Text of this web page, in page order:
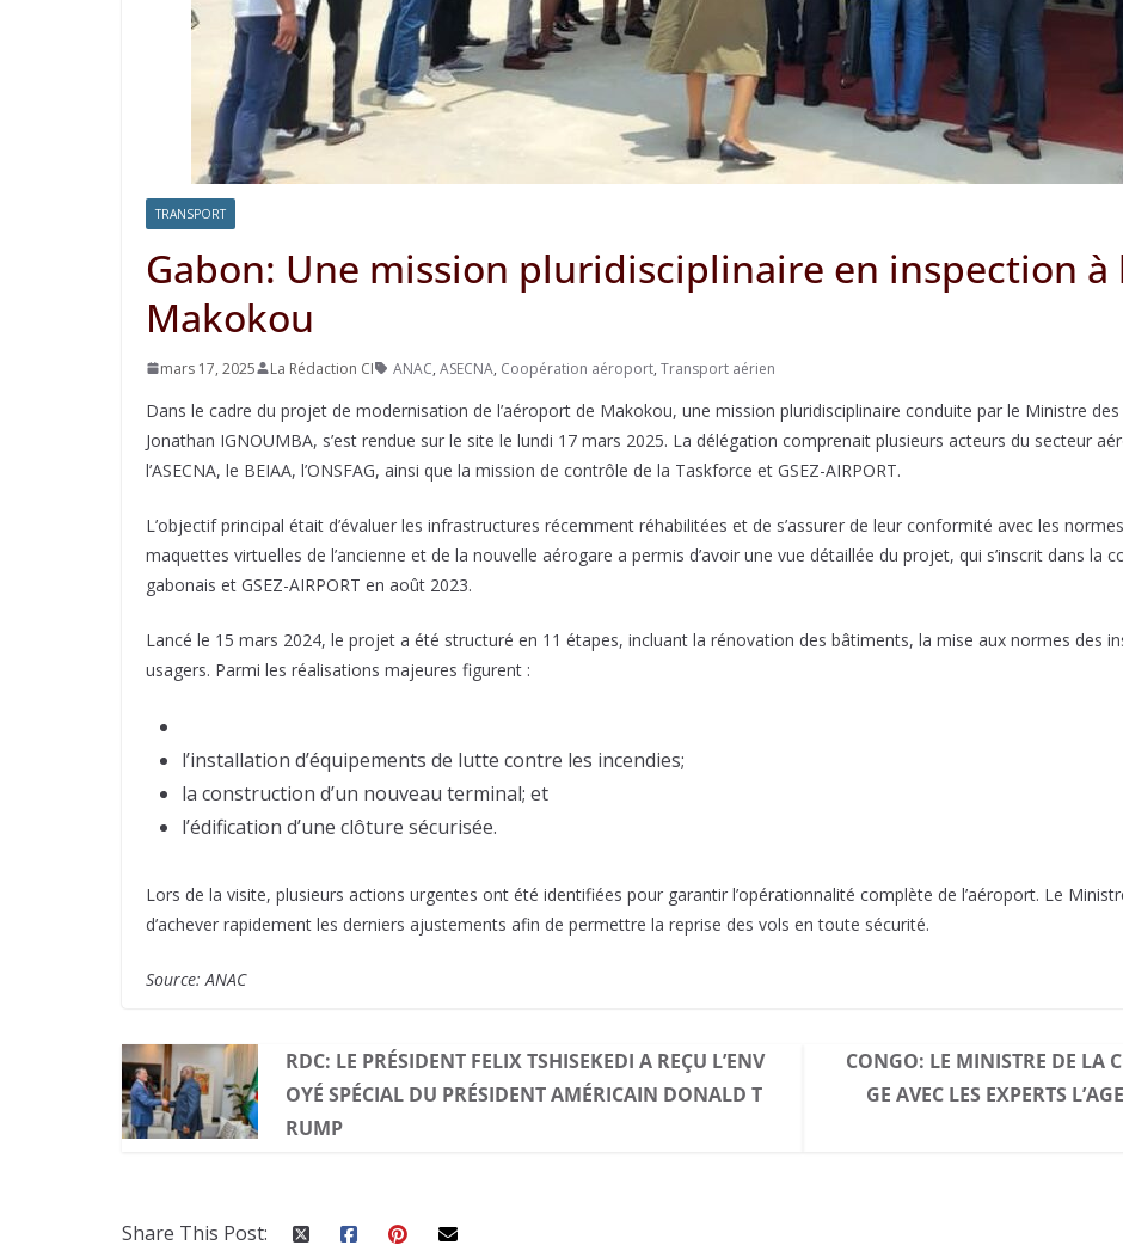
TRANSPORT
Gabon: Une mission pluridisciplinaire en inspection à
Makokou
mars 17, 2025 La Rédaction CI ANAC, ASECNA, Coopération aéroport, Transport aérien
Dans le cadre du projet de modernisation de l’aéroport de Makokou, une mission pluridisciplinaire conduite par le Ministre
Jonathan IGNOUMBA, s’est rendue sur le site le lundi 17 mars 2025. La délégation comprenait plusieurs acteurs du secteur
l’ASECNA, le BEIAA, l’ONSFAG, ainsi que la mission de contrôle de la Taskforce et GSEZ-AIRPORT.
L’objectif principal était d’évaluer les infrastructures récemment réhabilitées et de s’assurer de leur conformité avec les
maquettes virtuelles de l’ancienne et de la nouvelle aérogare a permis d’avoir une vue détaillée du projet, qui s’inscrit dans la
gabonais et GSEZ-AIRPORT en août 2023.
Lancé le 15 mars 2024, le projet a été structuré en 11 étapes, incluant la rénovation des bâtiments, la mise aux normes des
usagers. Parmi les réalisations majeures figurent :
l’installation d’équipements de lutte contre les incendies;
la construction d’un nouveau terminal; et
l’édification d’une clôture sécurisée.
Lors de la visite, plusieurs actions urgentes ont été identifiées pour garantir l’opérationnalité complète de l’aéroport. Le
d’achever rapidement les derniers ajustements afin de permettre la reprise des vols en toute sécurité.
Source: ANAC
RDC: LE PRÉSIDENT FELIX TSHISEKEDI A REÇU L’ENV
OYÉ SPÉCIAL DU PRÉSIDENT AMÉRICAIN DONALD T
RUMP
CONGO: LE MINISTRE DE LA
GE AVEC LES EXPERTS
Share This Post: